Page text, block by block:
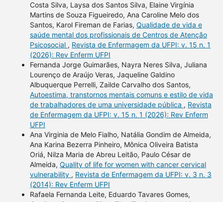
Costa Silva, Laysa dos Santos Silva, Elaine Virgínia
Martins de Souza Figueiredo, Ana Caroline Melo dos
Santos, Karol Fireman de Farias, Qualidade de vida e
saúde mental dos profissionais de Centros de Atenção
Psicosocial , Revista de Enfermagem da UFPI: v. 15 n. 1
(2026): Rev Enferm UFPI
Fernanda Jorge Guimarães, Nayra Neres Silva, Juliana
Lourenço de Araújo Veras, Jaqueline Galdino
Albuquerque Perrelli, Zailde Carvalho dos Santos,
Autoestima, transtornos mentais comuns e estilo de vida
de trabalhadores de uma universidade pública , Revista
de Enfermagem da UFPI: v. 15 n. 1 (2026): Rev Enferm
UFPI
Ana Virginia de Melo Fialho, Natália Gondim de Almeida,
Ana Karina Bezerra Pinheiro, Mônica Oliveira Batista
Oriá, Nilza Maria de Abreu Leitão, Paulo César de
Almeida, Quality of life for women with cancer cervical
vulnerability , Revista de Enfermagem da UFPI: v. 3 n. 3
(2014): Rev Enferm UFPI
Rafaela Fernanda Leite, Eduardo Tavares Gomes,